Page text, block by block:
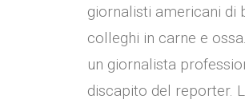
giornalisti americani di
colleghi in carne e
un giornalista
discapito del reporter.